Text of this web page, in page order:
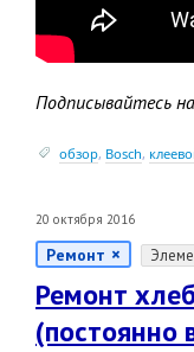
Подписывайтесь
обзор, Bosch,
20 октября 2016
Ремонт
Ремонт
(постоянно